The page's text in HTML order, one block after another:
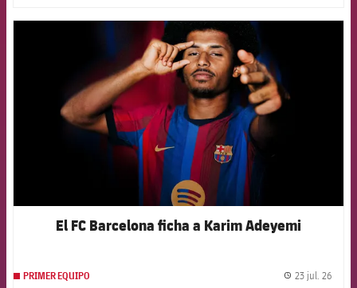
FCB Barcelona badge
El FC Barcelona ficha a Karim Adeyemi
PRIMER EQUIPO 23 jul. 26